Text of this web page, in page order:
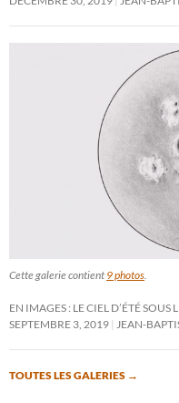
Cette galerie contient 9 photos
EN IMAGES : LE CIEL D’ÉTÉ SOUS
SEPTEMBRE 3, 2019
JEAN-
TOUTES LES GALERIES →